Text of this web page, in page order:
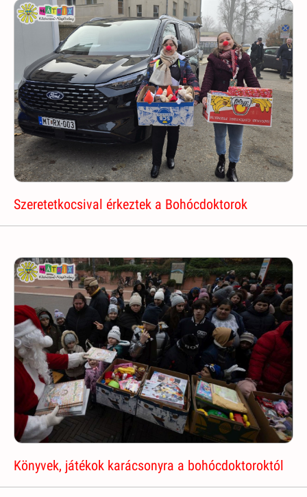
Szeretetkocsival érkeztek a Bohócdoktorok
Könyvek, játékok karácsonyra a bohócdoktoroktól